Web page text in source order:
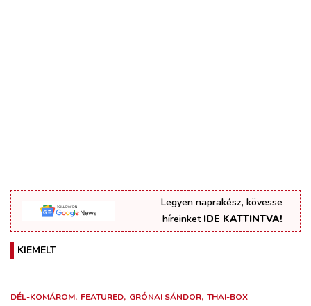
Legyen naprakész, kövesse
híreinket IDE KATTINTVA!
KIEMELT
DÉL-KOMÁROM FEATURED GRÓNAI SÁNDOR THAI-BOX